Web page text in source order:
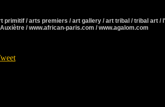
primitif / arts premiers / art gallery / art tribal / tribal art /
/ www.african-paris.com / www.agalom.com